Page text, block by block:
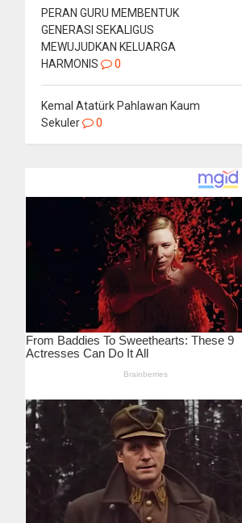
PERAN GURU MEMBENTUK
GENERASI SEKALIGUS
MEWUJUDKAN KELUARGA
HARMONIS
0
Kemal Atatürk Pahlawan Kaum
Sekuler
0